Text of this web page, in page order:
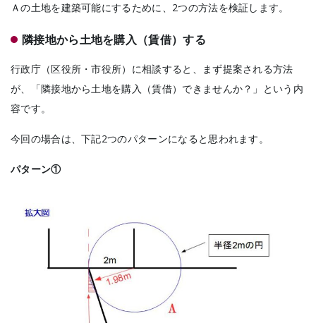
Ａの土地を建築可能にするために、2つの方法を検証します。
隣接地から土地を購入（賃借）する
行政庁（区役所・市役所）に相談すると、まず提案される方法
が、「隣接地から土地を購入（賃借）できませんか？」という内
容です。
今回の場合は、下記2つのパターンになると思われます。
パターン①